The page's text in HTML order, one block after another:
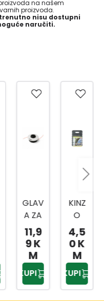
na našem
proizvoda.
nisu dostupni
naručiti.
GLAV
A ZA
TRIM
ER
VP118
7
11,9
9 K
M
KUPI
KINZ
O
PODL
OGA
ZA
KOLJ
ENA
4,5
0 K
M
KUPI